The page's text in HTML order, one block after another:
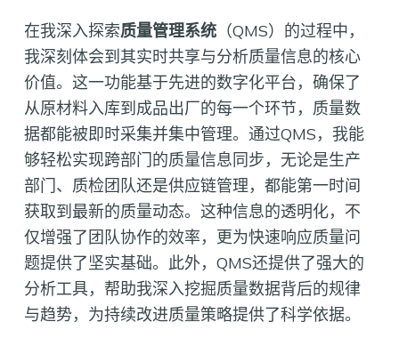
在我深入探索质量管理系统（QMS）的过程中，
我深刻体会到其实时共享与分析质量信息的核心
价值。这一功能基于先进的数字化平台，确保了
从原材料入库到成品出厂的每一个环节，质量数
据都能被即时采集并集中管理。通过QMS，我能
够轻松实现跨部门的质量信息同步，无论是生产
部门、质检团队还是供应链管理，都能第一时间
获取到最新的质量动态。这种信息的透明化，不
仅增强了团队协作的效率，更为快速响应质量问
题提供了坚实基础。此外，QMS还提供了强大的
分析工具，帮助我深入挖掘质量数据背后的规律
与趋势，为持续改进质量策略提供了科学依据。